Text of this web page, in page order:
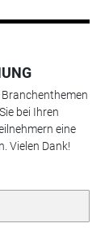
bei Ihren
eine
Vielen Dank!